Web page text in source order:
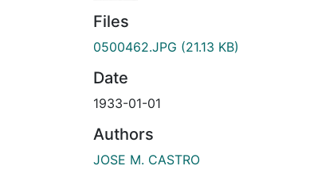
Files
0500462.JPG (21.13 KB)
Date
1933-01-01
Authors
JOSE M. CASTRO